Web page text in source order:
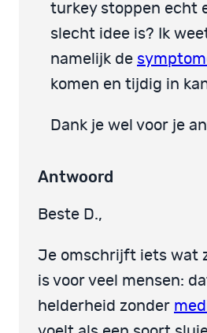
turkey stoppen echt
slecht idee is? Ik
namelijk de
komen en tijdig in
Dank je wel voor je
Antwoord
Beste D.,
Je omschrijft iets wat
is voor veel mensen:
helderheid zonder